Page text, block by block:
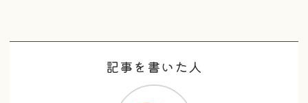
記事を書いた人